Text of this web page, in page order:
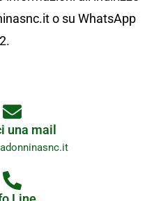
o su WhatsApp
una mail